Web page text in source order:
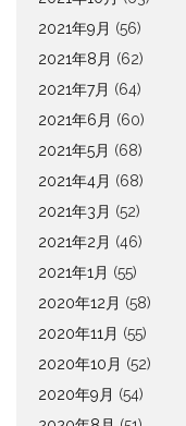
2021年9月 (56)
2021年8月 (62)
2021年7月 (64)
2021年6月 (60)
2021年5月 (68)
2021年4月 (68)
2021年3月 (52)
2021年2月 (46)
2021年1月 (55)
2020年12月 (58)
2020年11月 (55)
2020年10月 (52)
2020年9月 (54)